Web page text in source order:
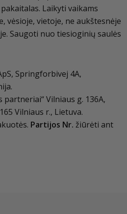
Laikyti vaikams
vėsioje, vietoje, ne aukštesnėje
Saugoti nuo tiesioginių saulės
Springforbivej 4A,
partneriai“ Vilniaus g. 136A,
Vilniaus r., Lietuva.
Partijos Nr. žiūrėti ant